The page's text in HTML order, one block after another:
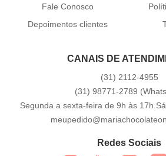
Fale Conosco
Depoimentos clientes
CANAIS DE
(31) 2112-4955
(31) 98771-2789
Segunda a sexta-feira de 9h às
Redes Sociais